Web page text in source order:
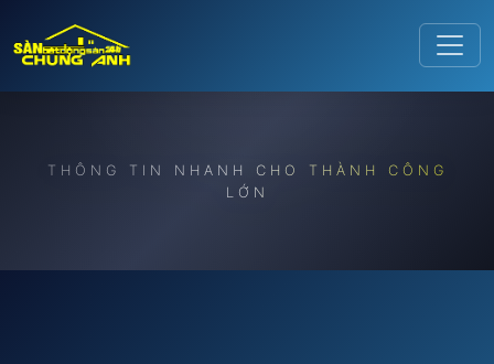
THÔNG TIN NHANH CHO THÀNH CÔNG
LỚN